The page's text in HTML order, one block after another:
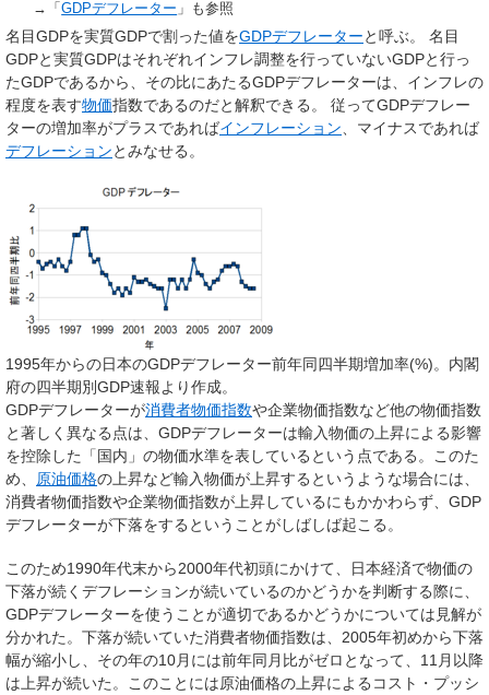
→「GDPデフレーター 」も参照
名目GDPを実質GDPで割った値をGDPデフレーターと呼ぶ。 名目
GDPと実質GDPはそれぞれインフレ調整を行っていないGDPと行っ
たGDPであるから、その比にあたるGDPデフレーターは、インフレの
程度を表す物価指数であるのだと解釈できる。 従ってGDPデフレー
ターの増加率がプラスであればインフレーション、マイナスであれば
デフレーションとみなせる。
1995年からの日本のGDPデフレーター前年同四半期増加率(%)。内閣
府の四半期別GDP速報より作成。
GDPデフレーターが消費者物価指数や企業物価指数など他の物価指数
と著しく異なる点は、GDPデフレーターは輸入物価の上昇による影響
を控除した「国内」の物価水準を表しているという点である。このた
め、
原油価格の上昇など輸入物価が上昇するというような場合には、
消費者物価指数や企業物価指数が上昇しているにもかかわらず、GDP
デフレーターが下落をするということがしばしば起こる。
このため1990年代末から2000年代初頭にかけて、日本経済で物価の
下落が続くデフレーションが続いているのかどうかを判断する際に、
GDPデフレーターを使うことが適切であるかどうかについては見解が
分かれた。下落が続いていた消費者物価指数は、2005年初めから下落
幅が縮小し、その年の10月には前年同月比がゼロとなって、11月以降
は上昇が続いた。このことには原油価格の上昇によるコスト・プッシ